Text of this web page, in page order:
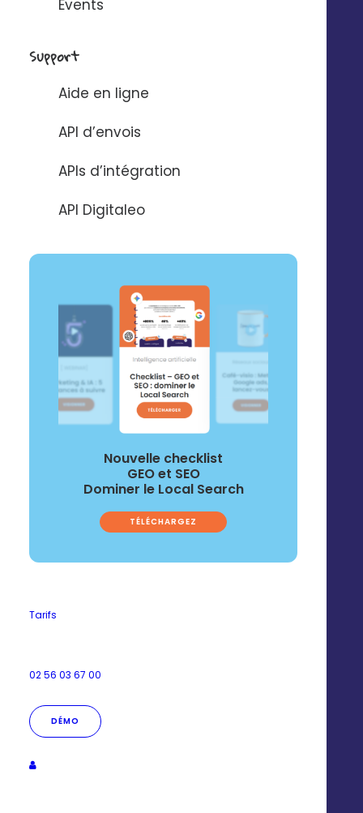
Events
Support
Aide en ligne
API d’envois
APIs d’intégration
API Digitaleo
Nouvelle checklist
GEO et SEO
Dominer le Local Search
TÉLÉCHARGEZ
Tarifs
02 56 03 67 00
DÉMO
WTTJ : Interview Marjorie